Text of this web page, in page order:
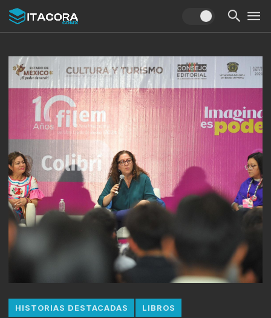
HISTORIAS DESTACADAS LIBROS